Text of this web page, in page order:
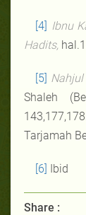
[4] Ibnu
Hadits,
[5]
Shaleh
Tarjamah
[6] Ibid
Share :